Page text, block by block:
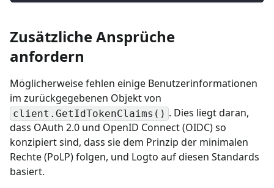
Zusätzliche Ansprüche
anfordern
Möglicherweise fehlen einige Benutzerinformationen
im zurückgegebenen Objekt von
client.GetIdTokenClaims() . Dies liegt daran,
dass OAuth 2.0 und OpenID Connect (OIDC) so
konzipiert sind, dass sie dem Prinzip der minimalen
Rechte (PoLP) folgen, und Logto auf diesen Standards
basiert.